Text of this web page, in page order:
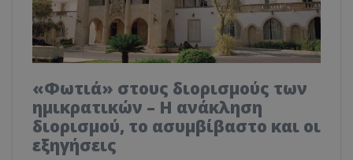
«Φωτιά» στους διορισμούς των
ημικρατικών – Η ανάκληση
διορισμού, το ασυμβίβαστο και οι
εξηγήσεις